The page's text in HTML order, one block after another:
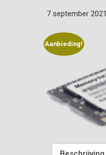
7 september 2021
Aanbieding!